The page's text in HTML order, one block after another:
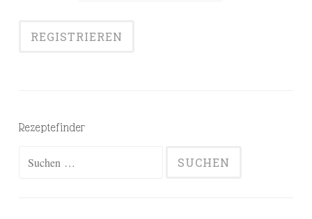
Rezeptefinder